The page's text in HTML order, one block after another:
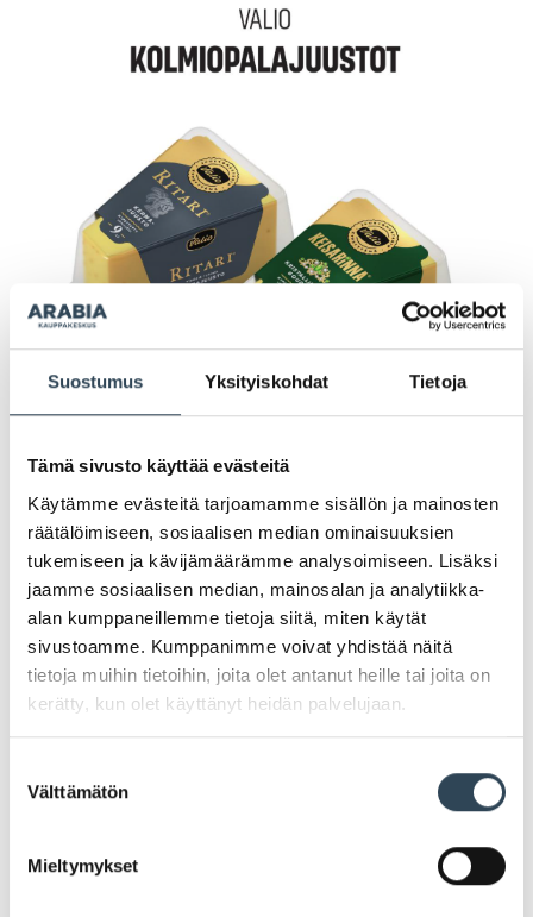
Suostumus Yksityiskohdat Tietoja
Tämä sivusto käyttää evästeitä
Käytämme evästeitä tarjoamamme sisällön ja mainosten
räätälöimiseen, sosiaalisen median ominaisuuksien
tukemiseen ja kävijämäärämme analysoimiseen. Lisäksi
jaamme sosiaalisen median, mainosalan ja analytiikka-
alan kumppaneillemme tietoja siitä, miten käytät
sivustoamme. Kumppanimme voivat yhdistää näitä
tietoja muihin tietoihin, joita olet antanut heille tai joita on
kerätty, kun olet käyttänyt heidän palvelujaan.
valinta
Välttämätön
Mieltymykset
PAHOITTELUT, TARJOUS EI OLE ENÄÄ VOIMASSA